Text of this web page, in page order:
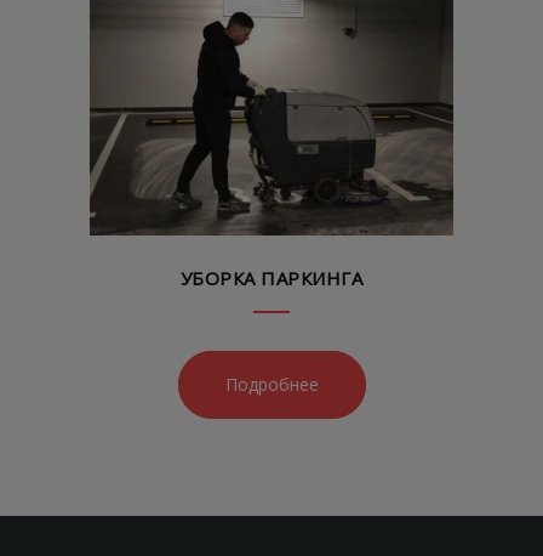
УБОРКА ПАРКИНГА
Подробнее